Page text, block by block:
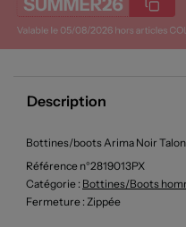
Description
Bottines/boots Arima Noir Talon
Référence n°2819013PX
Catégorie : Bottines/Boots
Fermeture : Zippée